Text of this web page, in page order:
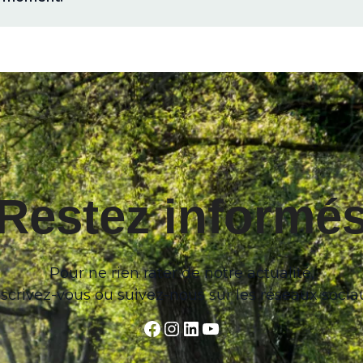
Pour ne rien rater de notre actualité,
vous ou suivez-nous sur les réseaux
Facebook
Instagram
LinkedIn
YouTube